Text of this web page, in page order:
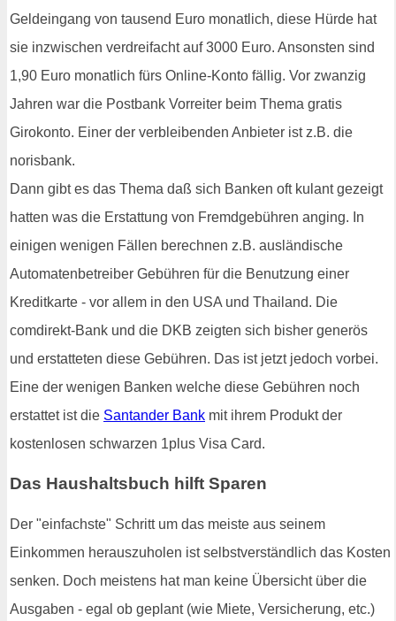
Geldeingang von tausend Euro monatlich, diese Hürde hat
sie inzwischen verdreifacht auf 3000 Euro. Ansonsten sind
1,90 Euro monatlich fürs Online-Konto fällig. Vor zwanzig
Jahren war die Postbank Vorreiter beim Thema gratis
Girokonto. Einer der verbleibenden Anbieter ist z.B. die
norisbank.
Dann gibt es das Thema daß sich Banken oft kulant gezeigt
hatten was die Erstattung von Fremdgebühren anging. In
einigen wenigen Fällen berechnen z.B. ausländische
Automatenbetreiber Gebühren für die Benutzung einer
Kreditkarte - vor allem in den USA und Thailand. Die
comdirekt-Bank und die DKB zeigten sich bisher generös
und erstatteten diese Gebühren. Das ist jetzt jedoch vorbei.
Eine der wenigen Banken welche diese Gebühren noch
erstattet ist die Santander Bank mit ihrem Produkt der
kostenlosen schwarzen 1plus Visa Card.
Das Haushaltsbuch hilft Sparen
Der "einfachste" Schritt um das meiste aus seinem
Einkommen herauszuholen ist selbstverständlich das Kosten
senken. Doch meistens hat man keine Übersicht über die
Ausgaben - egal ob geplant (wie Miete, Versicherung, etc.)